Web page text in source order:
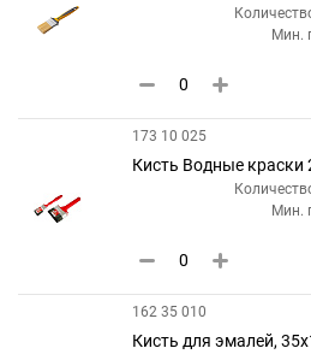
Мин.
173 10 025
Кисть Водные
Мин.
162 35 010
Кисть для эмалей,